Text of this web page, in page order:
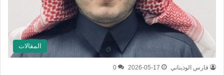
المقالات
فارس الوذيناني 2026-05-17
0